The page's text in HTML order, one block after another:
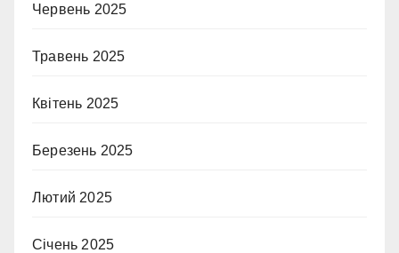
Червень 2025
Травень 2025
Квітень 2025
Березень 2025
Лютий 2025
Січень 2025